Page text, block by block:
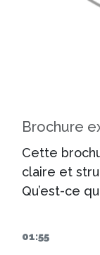
Brochure
Cette
claire et
Qu’est-ce
sur le
01:55